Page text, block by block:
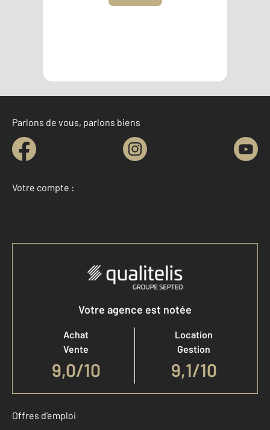
Parlons de vous, parlons biens
Votre compte :
Accéder à mon compte
Votre agence est notée
Achat
Vente
9,0/10
Location
Gestion
9,1/10
Offres d'emploi